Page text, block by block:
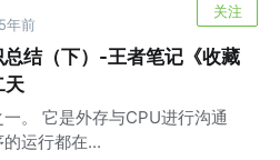
5年前
关注
结（下）-王者笔记《收藏
天
。 它是外存与CPU进⾏沟通
运⾏都在...